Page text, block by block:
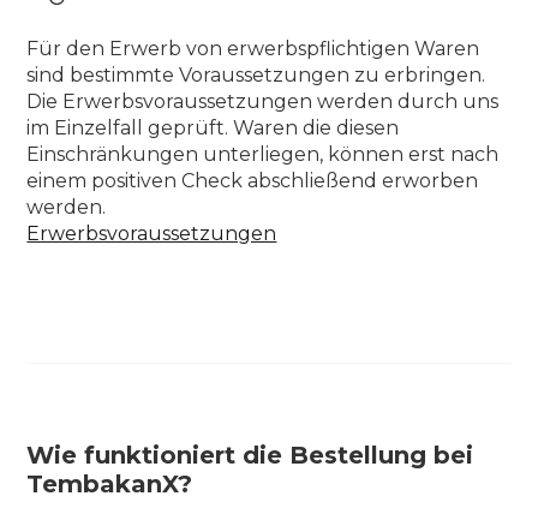
Für den Erwerb von erwerbspflichtigen Waren
sind bestimmte Voraussetzungen zu erbringen.
Die Erwerbsvoraussetzungen werden durch uns
im Einzelfall geprüft. Waren die diesen
Einschränkungen unterliegen, können erst nach
einem positiven Check abschließend erworben
werden.
Erwerbsvoraussetzungen
Wie funktioniert die Bestellung bei
TembakanX?